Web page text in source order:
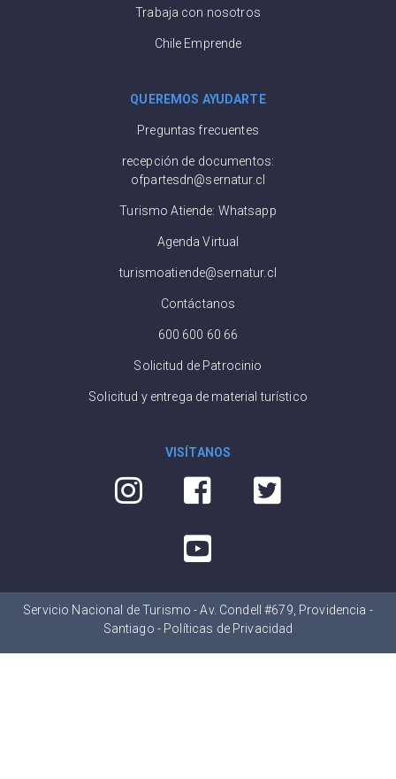
Trabaja con nosotros
Chile Emprende
QUEREMOS AYUDARTE
Preguntas frecuentes
recepción de documentos:
ofpartesdn@sernatur.cl
Turismo Atiende: Whatsapp
Agenda Virtual
turismoatiende@sernatur.cl
Contáctanos
600 600 60 66
Solicitud de Patrocinio
Solicitud y entrega de material turístico
VISÍTANOS
Servicio Nacional de Turismo - Av. Condell #679, Providencia -
Santiago - Políticas de Privacidad